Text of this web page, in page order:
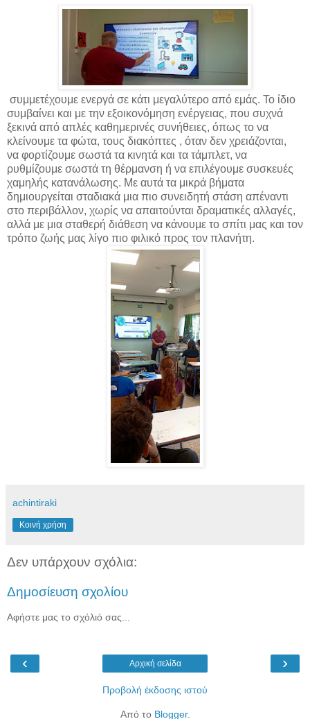
συμμετέχουμε ενεργά σε κάτι μεγαλύτερο από εμάς. Το ίδιο
συμβαίνει και με την εξοικονόμηση ενέργειας, που συχνά
ξεκινά από απλές καθημερινές συνήθειες, όπως το να
κλείνουμε τα φώτα, τους διακόπτες , όταν δεν χρειάζονται,
να φορτίζουμε σωστά τα κινητά και τα τάμπλετ, να
ρυθμίζουμε σωστά τη θέρμανση ή να επιλέγουμε συσκευές
χαμηλής κατανάλωσης. Με αυτά τα μικρά βήματα
δημιουργείται σταδιακά μια πιο συνειδητή στάση απέναντι
στο περιβάλλον, χωρίς να απαιτούνται δραματικές αλλαγές,
αλλά με μια σταθερή διάθεση να κάνουμε το σπίτι μας και τον
τρόπο ζωής μας λίγο πιο φιλικό προς τον πλανήτη.
achintiraki
Κοινή χρήση
Δεν υπάρχουν σχόλια:
Δημοσίευση σχολίου
Αφήστε μας το σχόλιό σας...
‹ ›
Αρχική σελίδα
Προβολή έκδοσης ιστού
Από το Blogger.